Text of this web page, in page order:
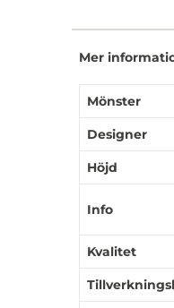
Mer
Mönster
Designer
Höjd
Info
Kvalitet